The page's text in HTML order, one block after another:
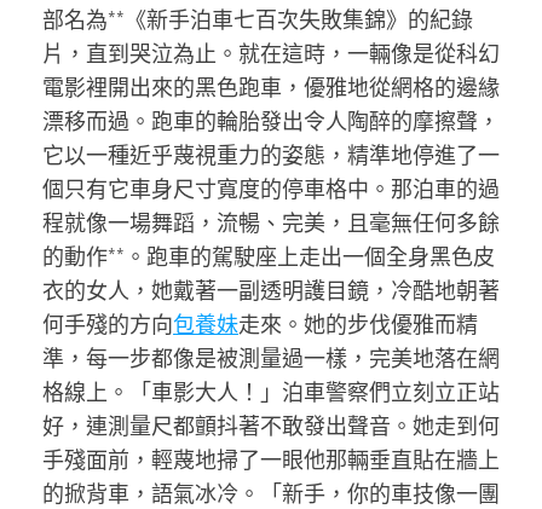
部名為**《新手泊車七百次失敗集錦》的紀錄
片，直到哭泣為止。就在這時，一輛像是從科幻
電影裡開出來的黑色跑車，優雅地從網格的邊緣
漂移而過。跑車的輪胎發出令人陶醉的摩擦聲，
它以一種近乎蔑視重力的姿態，精準地停進了一
個只有它車身尺寸寬度的停車格中。那泊車的過
程就像一場舞蹈，流暢、完美，且毫無任何多餘
的動作**。跑車的駕駛座上走出一個全身黑色皮
衣的女人，她戴著一副透明護目鏡，冷酷地朝著
何手殘的方向包養妹走來。她的步伐優雅而精
準，每一步都像是被測量過一樣，完美地落在網
格線上。「車影大人！」泊車警察們立刻立正站
好，連測量尺都顫抖著不敢發出聲音。她走到何
手殘面前，輕蔑地掃了一眼他那輛垂直貼在牆上
的掀背車，語氣冰冷。「新手，你的車技像一團